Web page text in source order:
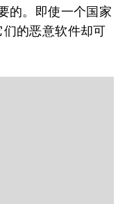
的。即使一个国家
的恶意软件却可